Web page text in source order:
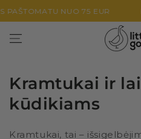
PEREITI PRIE
TURINIONUO 75 EUR
Kramtukai ir
kūdikiams
Kramtukai, tai –